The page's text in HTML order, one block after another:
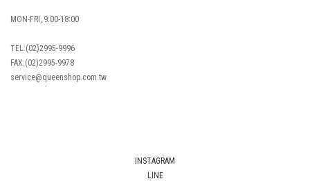
MON-FRI, 9:00-18:00
TEL:(02)2995-9996
FAX:(02)2995-9978
service@queenshop.com.tw
INSTAGRAM
LINE